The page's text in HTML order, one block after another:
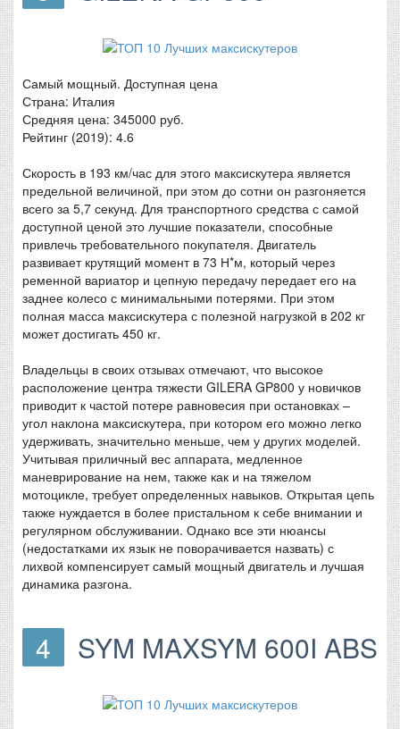
Самый мощный. Доступная цена
Страна: Италия
Средняя цена: 345000 руб.
Рейтинг (2019): 4.6
Скорость в 193 км/час для этого максискутера является
предельной величиной, при этом до сотни он разгоняется
всего за 5,7 секунд. Для транспортного средства с самой
доступной ценой это лучшие показатели, способные
привлечь требовательного покупателя. Двигатель
развивает крутящий момент в 73 Н*м, который через
ременной вариатор и цепную передачу передает его на
заднее колесо с минимальными потерями. При этом
полная масса максискутера с полезной нагрузкой в 202 кг
может достигать 450 кг.
Владельцы в своих отзывах отмечают, что высокое
расположение центра тяжести GILERA GP800 у новичков
приводит к частой потере равновесия при остановках –
угол наклона максискутера, при котором его можно легко
удерживать, значительно меньше, чем у других моделей.
Учитывая приличный вес аппарата, медленное
маневрирование на нем, также как и на тяжелом
мотоцикле, требует определенных навыков. Открытая цепь
также нуждается в более пристальном к себе внимании и
регулярном обслуживании. Однако все эти нюансы
(недостатками их язык не поворачивается назвать) с
лихвой компенсирует самый мощный двигатель и лучшая
динамика разгона.
4 SYM MAXSYM 600I ABS